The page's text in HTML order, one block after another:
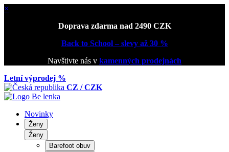
×
Doprava zdarma nad 2490 CZK
Back to School – slevy až 30 %
Navštivte nás v kamenných prodejnách
Letní výprodej %
CZ / CZK
Novinky
Ženy
Ženy
Barefoot obuv